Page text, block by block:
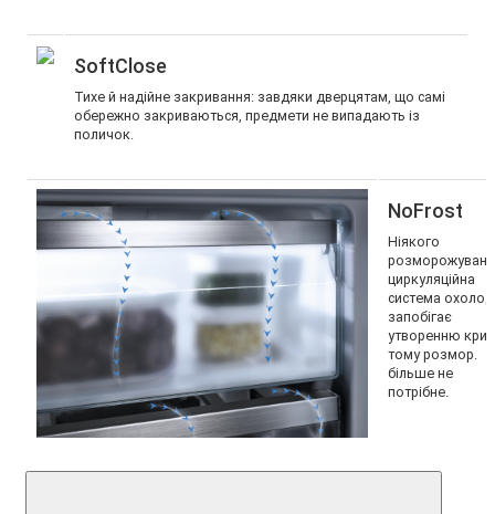
SoftClose
Тихе й надійне закривання: завдяки дверцятам, що самі
обережно закриваються, предмети не випадають із
поличок.
NoFrost
Ніякого
циркуляційна
система
запобігає
утворенню
тому розмор.
більше не
потрібне.